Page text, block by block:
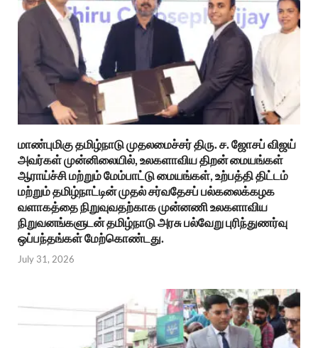
மாண்புமிகு தமிழ்நாடு முதலமைச்சர் திரு. ச. ஜோசப் விஜய்
அவர்கள் முன்னிலையில், உலகளாவிய திறன் மையங்கள்
ஆராய்ச்சி மற்றும் மேம்பாட்டு மையங்கள், உற்பத்தி திட்டம்
மற்றும் தமிழ்நாட்டின் முதல் சர்வதேசப் பல்கலைக்கழக
வளாகத்தை நிறுவுவதற்காக முன்னணி உலகளாவிய
நிறுவனங்களுடன் தமிழ்நாடு அரசு பல்வேறு புரிந்துணர்வு
ஒப்பந்தங்கள் மேற்கொண்டது.
July 31, 2026